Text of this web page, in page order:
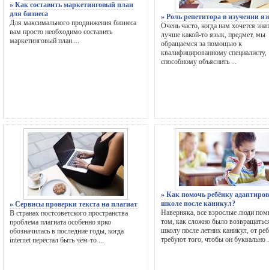
» Как составить маркетинговый план
для бизнеса
Для максимального продвижения бизнеса
вам просто необходимо составить
маркетинговый план....
» Роль репетитора в изучении
Очень часто, когда нам хочется
лучше какой-то язык, предмет, мы
обращаемся за помощью к
квалифицированному специалисту,
способному объяснить ...
» Сервисы проверки текста на плагиат
В странах постсоветского пространства
проблема плагиата особенно ярко
обозначилась в последние годы, когда
internet перестал быть чем-то ...
» Как помочь ребёнку
школе после каникул?
Наверняка, все взрослые люди
том, как сложно было
школу после летних каникул, от
требуют того, чтобы он буквально